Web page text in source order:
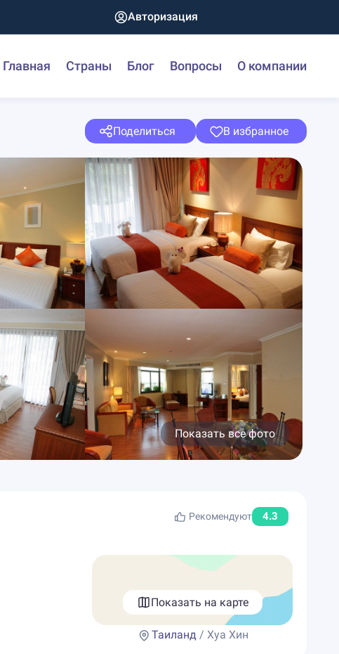
Авторизация
Главная Страны Блог Вопросы О компании
Поделиться В избранное
Показать все фото
Рекомендуют 4.3
Показать на карте
Таиланд/ Хуа Хин